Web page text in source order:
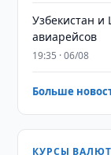
Узбекистан
авиарейсов
19:35 · 06/08
Больше
КУРСЫ ВАЛЮТ